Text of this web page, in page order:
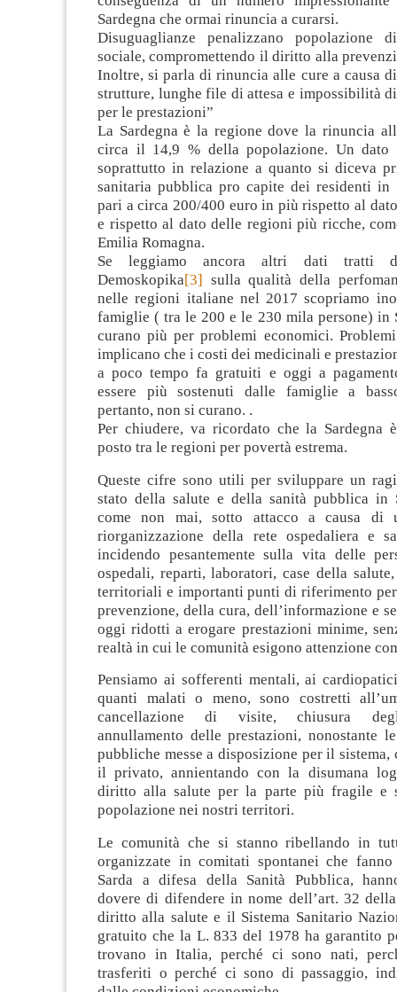
Sardegna che ormai rinuncia a curarsi.
Disuguaglianze penalizzano popolazione
sociale, compromettendo il diritto alla
Inoltre, si parla di rinuncia alle cure a causa
strutture, lunghe file di attesa e impossibilità
per le prestazioni”
La Sardegna è la regione dove la rinuncia
circa il 14,9 % della popolazione. Un dato
soprattutto in relazione a quanto si diceva
sanitaria pubblica pro capite dei residenti in
pari a circa 200/400 euro in più rispetto al
e rispetto al dato delle regioni più ricche,
Emilia Romagna.
Se leggiamo ancora altri dati tratti
Demoskopika[3]
sulla qualità della
nelle regioni italiane nel 2017 scopriamo
famiglie ( tra le 200 e le 230 mila persone) in
curano più per problemi economici.
implicano che i costi dei medicinali e
a poco tempo fa gratuiti e oggi a
essere più sostenuti dalle famiglie a
pertanto, non si curano. .
Per chiudere, va ricordato che la Sardegna
posto tra le regioni per povertà estrema.
Queste cifre sono utili per sviluppare un
stato della salute e della sanità pubblica in
come non mai, sotto attacco a causa di
riorganizzazione della rete ospedaliera e
incidendo pesantemente sulla vita delle
ospedali, reparti, laboratori, case della
territoriali e importanti punti di riferimento
prevenzione, della cura, dell’informazione e
oggi ridotti a erogare prestazioni minime,
realtà in cui le comunità esigono attenzione
Pensiamo ai sofferenti mentali, ai
quanti malati o meno, sono costretti
cancellazione di visite, chiusura
annullamento delle prestazioni, nonostante
pubbliche messe a disposizione per il sistema,
il privato, annientando con la disumana
diritto alla salute per la parte più fragile e
popolazione nei nostri territori.
Le comunità che si stanno ribellando in
organizzate in comitati spontanei che
Sarda a difesa della Sanità Pubblica,
dovere di difendere in nome dell’art. 32
diritto alla salute e il Sistema Sanitario
gratuito che la L. 833 del 1978 ha garantito
trovano in Italia, perché ci sono nati,
trasferiti o perché ci sono di passaggio,